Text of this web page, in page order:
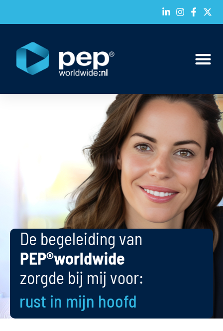
De begeleiding van
PEP®worldwide
zorgde bij mij voor:
rust in mijn hoofd